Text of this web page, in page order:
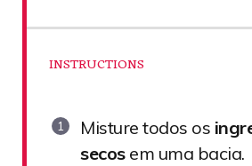
INSTRUCTIONS
Misture todos os
secosem uma bacia.